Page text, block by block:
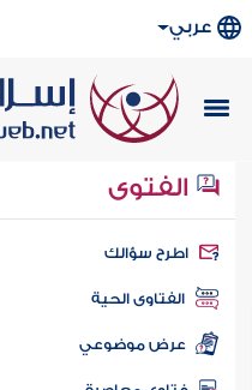
عربي
الفتوى
سؤالك
الفتاوى الحية